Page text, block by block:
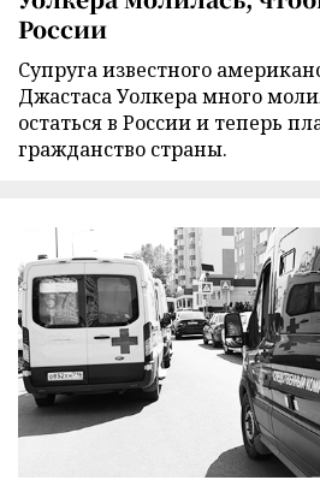
России
Супруга известного
Джастаса Уолкера много
остаться в России и теперь
гражданство страны.